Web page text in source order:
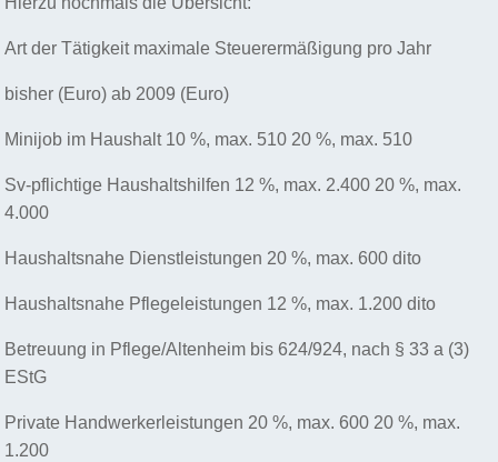
Art der Tätigkeit maximale Steuerermäßigung pro Jahr
bisher (Euro) ab 2009 (Euro)
Minijob im Haushalt 10 %, max. 510 20 %, max. 510
Sv-pflichtige Haushaltshilfen 12 %, max. 2.400 20 %, max.
4.000
Haushaltsnahe Dienstleistungen 20 %, max. 600 dito
Haushaltsnahe Pflegeleistungen 12 %, max. 1.200 dito
Betreuung in Pflege/Altenheim bis 624/924, nach § 33 a (3)
EStG
Private Handwerkerleistungen 20 %, max. 600 20 %, max.
1.200